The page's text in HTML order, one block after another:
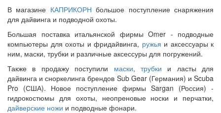
В магазине КАПРИКОРН большое поступление снаряжения
для дайвинга и подводной охоты.
Большая поставка итальянской фирмы Omer - подводные
компьютеры для охоты и фридайвинга, ружья и аксессуары к
ним, маски, трубки и различные аксессуры для погружений.
Также в продажу поступили маски, трубки и ласты для
дайвинга и сноркелинга брендов Sub Gear (Германия) и Scuba
Pro (США). Новое поступление фирмы Sargan (Россия) -
гидрокостюмы для охоты, неопреновые носки и перчатки,
дайверские ножи и подводные фонари.